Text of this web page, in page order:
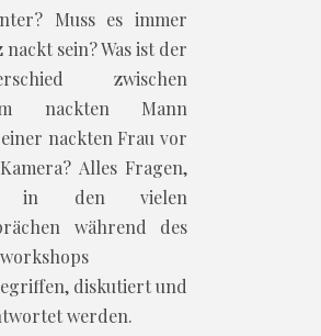
Muss es immer
nackt sein? Was ist der
zwischen
nackten Mann
nackten Frau vor
Alles Fragen,
in den vielen
während des
diskutiert und
werden.